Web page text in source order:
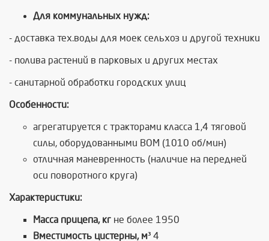
Для коммунальных нужд:
- доставка тех.воды для моек сельхоз и другой техники
- полива растений в парковых и других местах
- санитарной обработки городских улиц
Особенности:
агрегатируется с тракторами класса 1,4 тяговой
силы, оборудованными ВОМ (1010 об/мин)
отличная маневренность (наличие на передней
оси поворотного круга)
Характеристики:
Масса прицепа, кг не более 1950
Вместимость цистерны, м³ 4